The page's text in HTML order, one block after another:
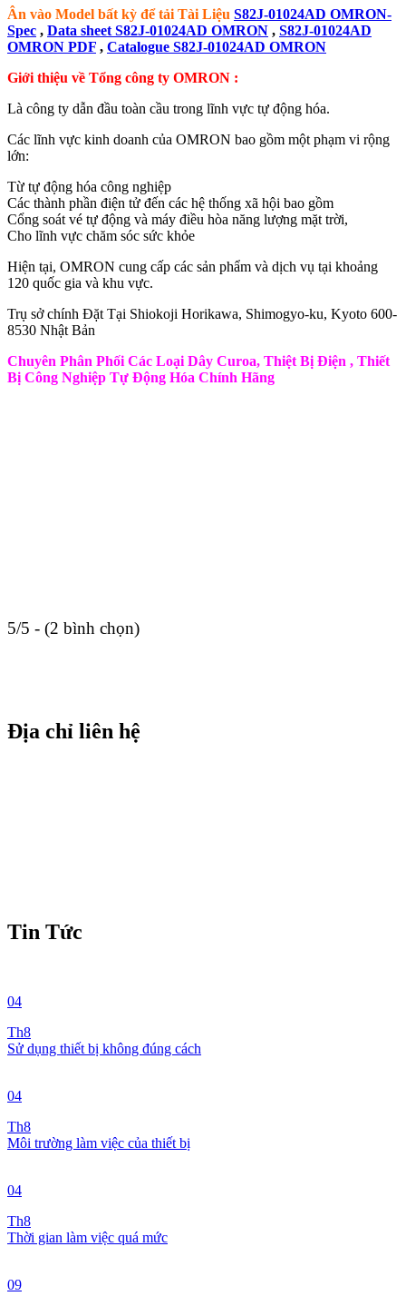
Ân vào Model bất kỳ để tải Tài Liệu S82J-01024AD OMRON-
Spec , Data sheet S82J-01024AD OMRON , S82J-01024AD
OMRON PDF , Catalogue S82J-01024AD OMRON
Giới thiệu về Tổng công ty OMRON :
Là công ty dẫn đầu toàn cầu trong lĩnh vực tự động hóa.
Các lĩnh vực kinh doanh của OMRON bao gồm một phạm vi rộng
lớn:
Từ tự động hóa công nghiệp
Các thành phần điện tử đến các hệ thống xã hội bao gồm
Cổng soát vé tự động và máy điều hòa năng lượng mặt trời,
Cho lĩnh vực chăm sóc sức khỏe
Hiện tại, OMRON cung cấp các sản phẩm và dịch vụ tại khoảng
120 quốc gia và khu vực.
Trụ sở chính Đặt Tại Shiokoji Horikawa, Shimogyo-ku, Kyoto 600-
8530 Nhật Bản
Chuyên Phân Phối Các Loại Dây Curoa, Thiệt Bị Điện , Thiết
Bị Công Nghiệp Tự Động Hóa Chính Hãng
5/5 - (2 bình chọn)
Địa chỉ liên hệ
Tin Tức
04
Th8
Sử dụng thiết bị không đúng cách
04
Th8
Môi trường làm việc của thiết bị
04
Th8
Thời gian làm việc quá mức
09